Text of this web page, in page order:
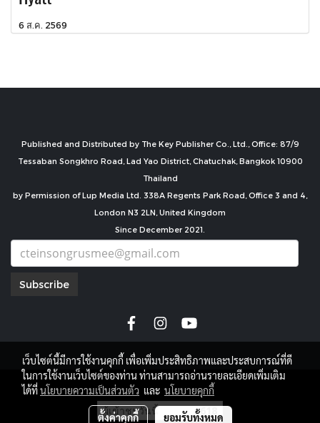
6 ส.ค. 2569
Published and Distributed by The Key Publisher Co., Ltd., Office: 87/9
Tessaban Songkhro Road, Lad Yao District, Chatuchak, Bangkok 10900
Thailand
by Permission of Lup Media Ltd. 338A Regents Park Road, Office 3 and 4,
London N3 2LN, United Kingdom
Since December 2021.
Subscribe
copyright by
ผู้เข้าชมวันนี้
618
เว็บไซต์นี้มีการใช้งานคุกกี้ เพื่อเพิ่มประสิทธิภาพและประสบการณ์ที่ดี
ในการใช้งานเว็บไซต์ของท่าน ท่านสามารถอ่านรายละเอียดเพิ่มเติม
ได้ที่นโยบายความเป็นส่วนตัว และ นโยบายคุกกี้
ตั้งค่าคุกกี้ ยอมรับทั้งหมด